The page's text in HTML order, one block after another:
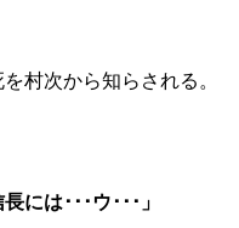
村次から知らされる。
には･･･ウ･･･」